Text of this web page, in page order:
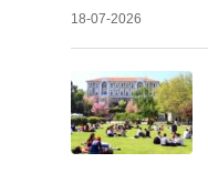
18-07-2026